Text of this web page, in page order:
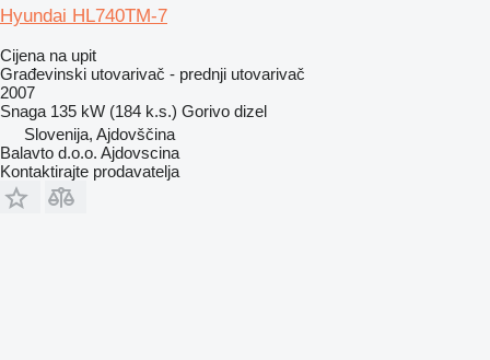
Hyundai HL740TM-7
Cijena na upit
Građevinski utovarivač - prednji utovarivač
2007
Snaga 135 kW (184 k.s.) Gorivo dizel
Slovenija, Ajdovščina
Balavto d.o.o. Ajdovscina
Kontaktirajte prodavatelja